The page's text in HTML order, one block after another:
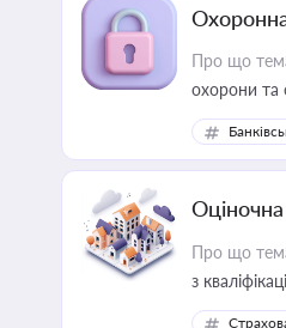
Про що
охорони та
Оціночна
Про що
з
медійних